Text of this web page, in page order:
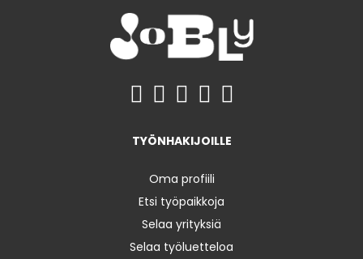
TYÖNHAKIJOILLE
Oma profiili
Etsi työpaikkoja
Selaa yrityksiä
Selaa työluetteloa